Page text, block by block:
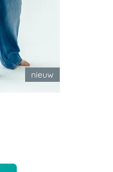
nieuw